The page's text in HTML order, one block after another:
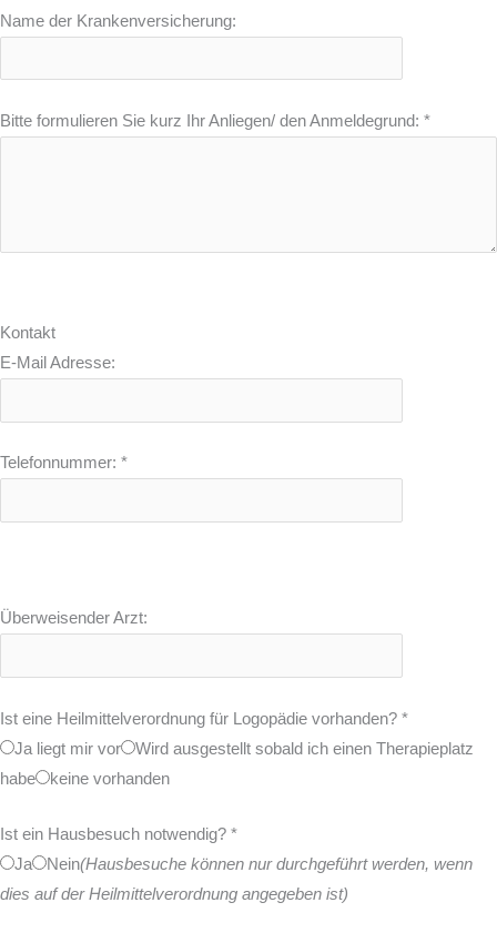
Name der Krankenversicherung:
Bitte formulieren Sie kurz Ihr Anliegen/ den Anmeldegrund: *
Kontakt
E-Mail Adresse:
Telefonnummer: *
Überweisender Arzt:
Ist eine Heilmittelverordnung für Logopädie vorhanden? *
Ja liegt mir vor
Wird ausgestellt sobald ich einen Therapieplatz
habe
keine vorhanden
Ist ein Hausbesuch notwendig? *
Ja
Nein(Hausbesuche können nur durchgeführt werden, wenn
dies auf der Heilmittelverordnung angegeben ist)